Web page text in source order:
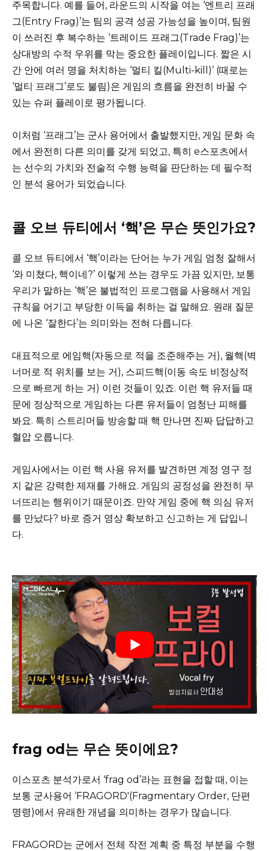
주목합니다. 예를 들어, 라운드의 시작을 여는 ‘엔트리 프래
그(Entry Frag)’는 팀의 공격 성공 가능성을 높이며, 팀원
이 쓰러진 후 복수하는 ‘트레이드 프래그(Trade Frag)’는
상대방의 수적 우위를 막는 중요한 플레이입니다. 짧은 시
간 안에 여러 명을 처치하는 ‘멀티 킬(Multi-kill)’ (때로는
‘멀티 프래그’로도 불림)은 게임의 흐름을 완전히 바꿀 수
있는 슈퍼 플레이로 평가됩니다.
이처럼 ‘프래그’는 군사 용어에서 출발했지만, 게임 문화 속
에서 완전히 다른 의미를 갖게 되었고, 특히 e스포츠에서
는 선수의 가치와 전술적 수행 능력을 판단하는 데 필수적
인 분석 용어가 되었습니다.
콜 오브 듀티에서 ‘핵’은 무슨 뜻인가요?
콜 오브 듀티에서 ‘핵’이라는 단어는 누가 게임 엄청 잘해서
‘와 미쳤다, 핵이네?’ 이렇게 쓰는 경우도 가끔 있지만, 보통
우리가 말하는 ‘핵’은 불법적인 프로그램을 사용해서 게임
규칙을 어기고 부당한 이득을 취하는 걸 말해요. 원래 질문
에 나온 ‘잘한다’는 의미와는 전혀 다릅니다.
대표적으로 에임핵(자동으로 적을 조준해주는 거), 월핵(벽
너머로 적 위치를 보는 거), 스피드핵(이동 속도 비정상적
으로 빠르게 하는 거) 이런 것들이 있죠. 이런 핵 유저들 때
문에 정상적으로 게임하는 다른 유저들이 엄청난 피해를
봐요. 특히 스트리머들 방송할 때 핵 만나면 진짜 답답하고
혈압 오릅니다.
게임사에서는 이런 핵 사용 유저를 발견하면 계정 영구 정
지 같은 강력한 제재를 가해요. 게임의 공정성을 완전히 무
너뜨리는 행위이기 때문이죠. 만약 게임 중에 핵 의심 유저
를 만났다? 바로 증거 영상 확보하고 신고하는 게 답입니
다.
frag od는 무슨 뜻이에요?
이스포츠 분석가로서 ‘frag od’라는 표현을 접할 때, 이는
보통 군사용어 ‘FRAGORD'(Fragmentary Order, 단편
명령)에서 유래한 개념을 의미하는 경우가 많습니다.
FRAGORD는 군에서 전체 작전 계획 중 특정 부분을 수행